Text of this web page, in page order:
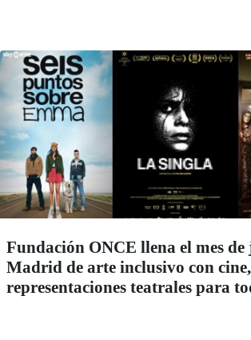
Fundación ONCE llena el mes
Madrid de arte inclusivo con
representaciones teatrales para